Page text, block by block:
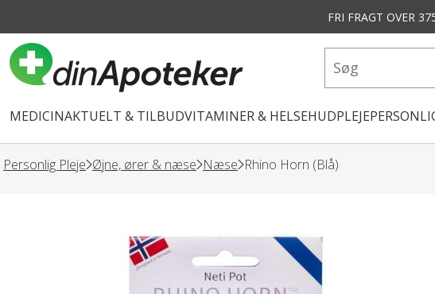
FRI FRAGT OVER
MEDICINAKTUELT & TILBUDVITAMINER & HELSEHUDPLEJE
Personlig Pleje Øjne, ører & næse Næse Rhino Horn (Blå)